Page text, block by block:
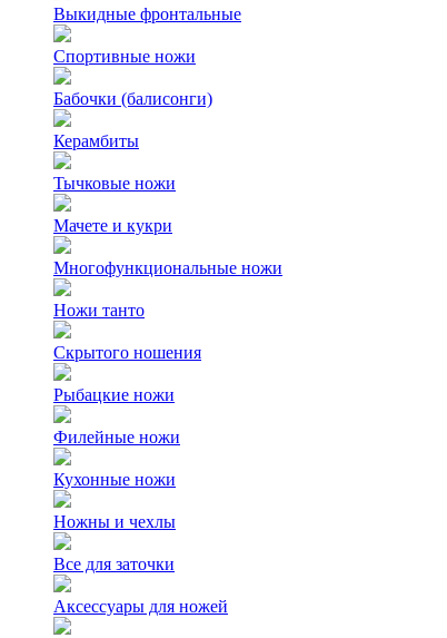
Выкидные фронтальные
Спортивные ножи
Бабочки (балисонги)
Керамбиты
Тычковые ножи
Мачете и кукри
Многофункциональные ножи
Ножи танто
Скрытого ношения
Рыбацкие ножи
Филейные ножи
Кухонные ножи
Ножны и чехлы
Все для заточки
Аксессуары для ножей